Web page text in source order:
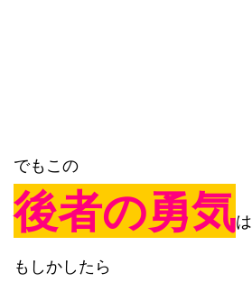
でもこの
後者の勇気は
もしかしたら